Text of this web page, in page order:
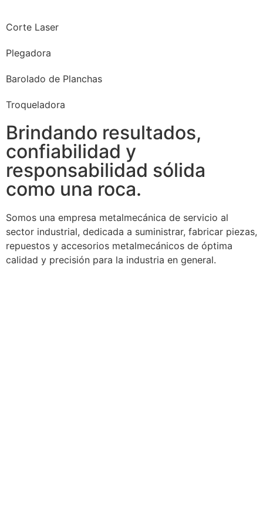
Corte Laser
Plegadora
Barolado de Planchas
Troqueladora
Brindando resultados,
confiabilidad y
responsabilidad sólida
como una roca.
Somos una empresa metalmecánica de servicio al
sector industrial, dedicada a suministrar, fabricar piezas,
repuestos y accesorios metalmecánicos de óptima
calidad y precisión para la industria en general.